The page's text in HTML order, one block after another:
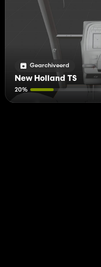
Gearchiveerd
New Holland TS
20%